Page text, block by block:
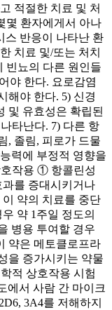
적절한 치료 및 처
몇 환자에게서 아나
스 반응이 나타난 환
치료 및/또는 처치
빈뇨의 다른 원인들
야 한다. 요로감염
해야 한다. 5) 신경
및 유효성은 확립된
타난다. 7) 다른 항
, 졸림, 피로가 드물
력에 부정적 영향을
호작용 ① 항콜린성
를 증대시키거나
약의 치료를 중단
약 1주일 정도의
병용 투여할 경우
약은 메토클로프라
을 증가시키는 약물
적 상호작용 시험
에서 사람 간 마이크
3A4를 저해하지